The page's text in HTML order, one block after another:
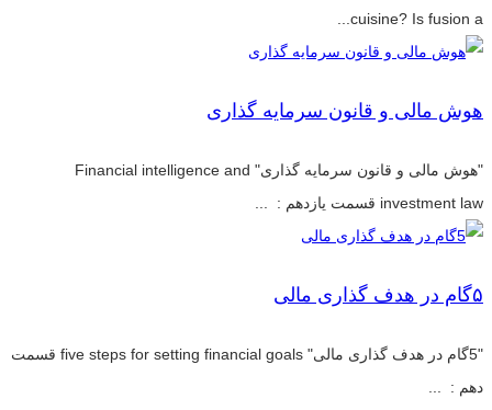
cuisine? Is fusion a...
هوش مالی و قانون سرمایه گذاری
"هوش مالی و قانون سرمایه گذاری" Financial intelligence and
investment law قسمت یازدهم : ...
۵گام در هدف گذاری مالی
"5گام در هدف گذاری مالی" five steps for setting financial goals قسمت
دهم : ...